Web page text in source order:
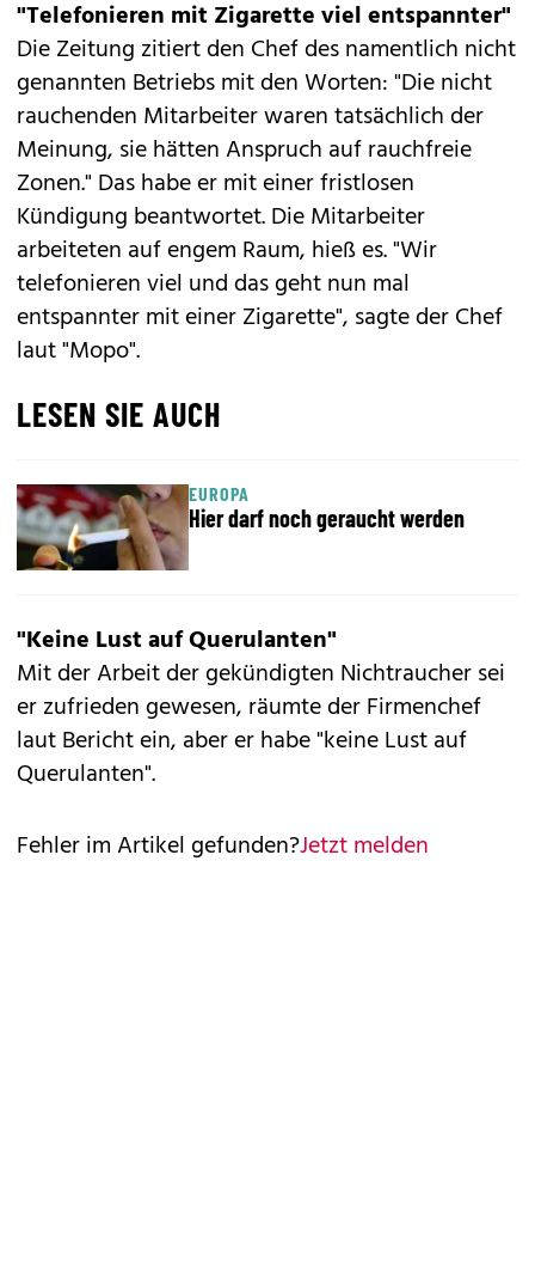
"Telefonieren mit Zigarette viel entspannter"
Die Zeitung zitiert den Chef des namentlich nicht
genannten Betriebs mit den Worten: "Die nicht
rauchenden Mitarbeiter waren tatsächlich der
Meinung, sie hätten Anspruch auf rauchfreie
Zonen." Das habe er mit einer fristlosen
Kündigung beantwortet. Die Mitarbeiter
arbeiteten auf engem Raum, hieß es. "Wir
telefonieren viel und das geht nun mal
entspannter mit einer Zigarette", sagte der Chef
laut "Mopo".
LESEN SIE AUCH
EUROPA
Hier darf noch geraucht werden
"Keine Lust auf Querulanten"
Mit der Arbeit der gekündigten Nichtraucher sei
er zufrieden gewesen, räumte der Firmenchef
laut Bericht ein, aber er habe "keine Lust auf
Querulanten".
Fehler im Artikel gefunden?Jetzt melden